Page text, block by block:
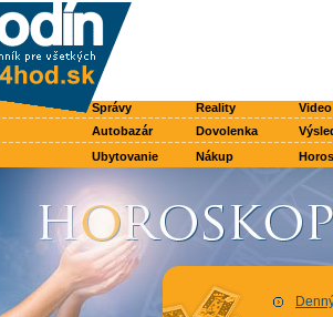
Správy Reality
Video
Autobazár Dovolenka
Ubytovanie Nákup